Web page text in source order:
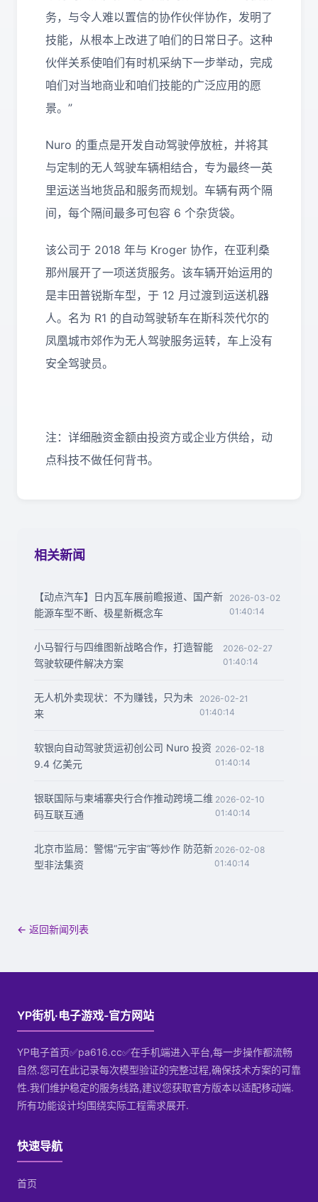
务，与令人难以置信的协作伙伴协作，发明了
技能，从根本上改进了咱们的日常日子。这种
伙伴关系使咱们有时机采纳下一步举动，完成
咱们对当地商业和咱们技能的广泛应用的愿
景。”
Nuro 的重点是开发自动驾驶停放桩，并将其
与定制的无人驾驶车辆相结合，专为最终一英
里运送当地货品和服务而规划。车辆有两个隔
间，每个隔间最多可包容 6 个杂货袋。
该公司于 2018 年与 Kroger 协作，在亚利桑
那州展开了一项送货服务。该车辆开始运用的
是丰田普锐斯车型，于 12 月过渡到运送机器
人。名为 R1 的自动驾驶轿车在斯科茨代尔的
凤凰城市郊作为无人驾驶服务运转，车上没有
安全驾驶员。
注：详细融资金额由投资方或企业方供给，动
点科技不做任何背书。
相关新闻
【动点汽车】日内瓦车展前瞻报道、国产新
能源车型不断、极星新概念车
2026-03-02
01:40:14
小马智行与四维图新战略合作，打造智能
驾驶软硬件解决方案
2026-02-27
01:40:14
无人机外卖现状：不为赚钱，只为未
来
2026-02-21
01:40:14
软银向自动驾驶货运初创公司 Nuro 投资
9.4 亿美元
2026-02-18
01:40:14
银联国际与柬埔寨央行合作推动跨境二维
码互联互通
2026-02-10
01:40:14
北京市监局：警惕“元宇宙”等炒作 防范新
型非法集资
2026-02-08
01:40:14
← 返回新闻列表
YP街机·电子游戏-官方网站
YP电子首页✅pa616.cc✅在手机端进入平台,每一步操作都流畅
自然.您可在此记录每次模型验证的完整过程,确保技术方案的可靠
性.我们维护稳定的服务线路,建议您获取官方版本以适配移动端.
所有功能设计均围绕实际工程需求展开.
快速导航
首页